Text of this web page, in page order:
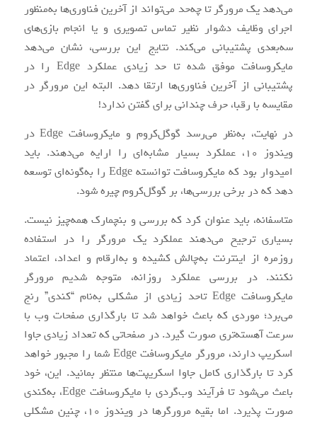
می‌دهد یک مرورگر تا چه‌حد می‌تواند از آخرین فناوری‌ها به‌منظور
اجرای وظایف دشوار نظیر تماس تصویری و یا انجام بازی‌های
سه‌بعدی پشتیبانی می‌کند. نتایج این بررسی، نشان می‌دهد
مایکروسافت موفق شده تا حد زیادی عملکرد Edge را در
پشتیبانی از آخرین فناوری‌ها ارتقا دهد. البته این مرورگر در
مقایسه با رقبا، حرف چندانی برای گفتن ندارد!
در نهایت، به‌نظر می‌رسد گوگل‌کروم و مایکروسافت Edge در
ویندوز 10، عملکرد بسیار مشابه‌ای را ارایه می‌دهند. باید
امیدوار بود که مایکروسافت توانسته Edge را به‌گونه‌ای توسعه
دهد که در برخی بررسی‌ها، بر گوگل‌کروم چیره شود.
متاسفانه، باید عنوان کرد که بررسی و بنچمارک همه‌چیز نیست.
بسیاری ترجیح می‌دهند عملکرد یک مرورگر را در استفاده
روزمره از اینترنت به‌چالش کشیده و به‌ارقام و اعداد، اعتماد
نکنند. در بررسی عملکرد روزانه، متوجه شدیم مرورگر
مایکروسافت Edge تاحد زیادی از مشکلی به‌نام “کندی” رنج
می‌برد؛ موردی که باعث خواهد شد تا بارگذاری صفحات وب با
سرعت آهسته‌تری صورت گیرد. در صفحاتی که تعداد زیادی جاوا
اسکریپ دارند، مرورگر مایکروسافت Edge شما را مجبور خواهد
کرد تا بارگذاری کامل جاوا اسکریپت‌ها منتظر بمانید. این، خود
باعث می‌شود تا فرآیند وب‌گردی با مایکروسافت Edge، به‌کندی
صورت پذیرد. اما بقیه مرورگرها در ویندوز 10، چنین مشکلی